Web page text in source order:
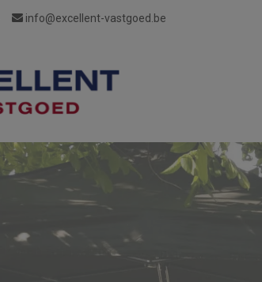
info@excellent-vastgoed.be